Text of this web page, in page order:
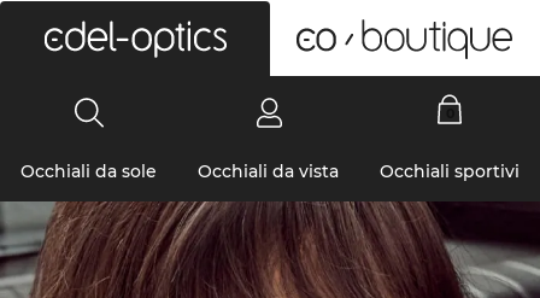
Occhiali da sole Occhiali da vista Occhiali sportivi